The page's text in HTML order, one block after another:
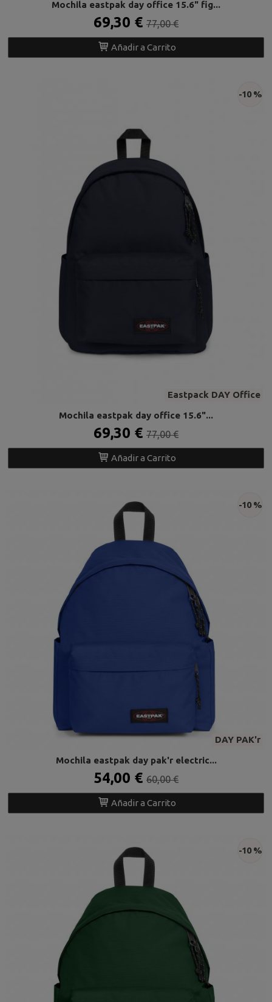
Mochila eastpak day office 15.6" fig...
69,30 € 77,00 €
Añadir a Carrito
Eastpack DAY Office
-10 %
Mochila eastpak day office 15.6"...
69,30 € 77,00 €
Añadir a Carrito
DAY PAK'r
-10 %
Mochila eastpak day pak'r electric...
54,00 € 60,00 €
Añadir a Carrito
-10 %